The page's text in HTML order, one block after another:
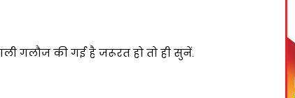
गलौज की गई है जरूरत हो तो ही सुनें.